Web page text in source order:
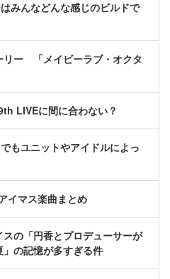
みんなどんな感じのビルドで
ー 「メイビーラブ・オクタ
LIVEに間に合わない？
もユニットやアイドルによっ
イマス楽曲まとめ
スの「円香とプロデューサーが
の記憶が多すぎる件